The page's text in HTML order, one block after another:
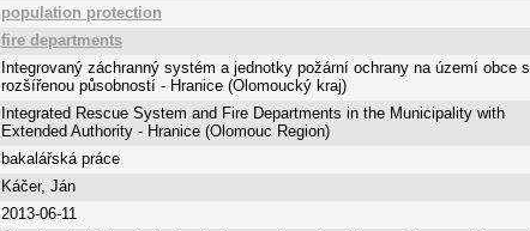
population protection
fire departments
Integrovaný záchranný systém a jednotky požární ochrany na území obce s
rozšířenou působností - Hranice (Olomoucký kraj)
Integrated Rescue System and Fire Departments in the Municipality with
Extended Authority - Hranice (Olomouc Region)
bakalářská práce
Káčer, Ján
2013-06-11